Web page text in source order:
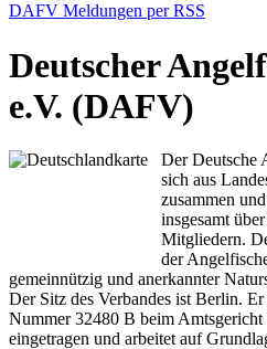
DAFV Meldungen per RSS
Deutscher
e.V. (DAFV)
Der Deutsche
sich aus
zusammen
insgesamt
Mitgliedern.
der
gemeinnützig und anerkannter
Der Sitz des Verbandes ist Berlin.
Nummer 32480 B beim
eingetragen und arbeitet auf